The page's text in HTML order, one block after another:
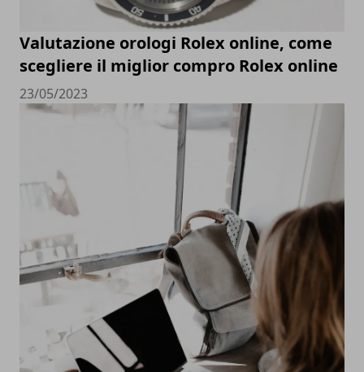
Valutazione orologi Rolex online, come
scegliere il miglior compro Rolex online
23/05/2023